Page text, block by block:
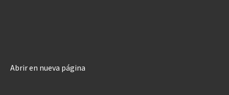
Abrir en nueva página